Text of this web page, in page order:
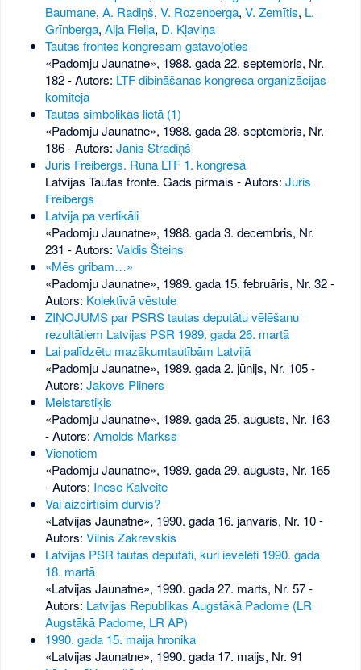
Baumane, A. Radiņš, V. Rozenberga, V. Zemītis, L.
Grīnberga, Aija Fleija, D. Kļaviņa
Tautas frontes kongresam gatavojoties
«Padomju Jaunatne», 1988. gada 22. septembris, Nr.
182- Autors: LTF dibināšanas kongresa organizācijas
komiteja
Tautas simbolikas lietā (1)
«Padomju Jaunatne», 1988. gada 28. septembris, Nr.
186- Autors: Jānis Stradiņš
Juris Freibergs. Runa LTF 1. kongresā
Latvijas Tautas fronte. Gads pirmais - Autors: Juris
Freibergs
Latvija pa vertikāli
«Padomju Jaunatne», 1988. gada 3. decembris, Nr.
231 - Autors: Valdis Šteins
«Mēs gribam…»
«Padomju Jaunatne», 1989. gada 15. februāris, Nr. 32-
Autors: Kolektīvā vēstule
ZIŅOJUMS par PSRS tautas deputātu vēlēšanu
rezultātiem Latvijas PSR 1989. gada 26. martā
Lai palīdzētu mazākumtautībām Latvijā
«Padomju Jaunatne», 1989. gada 2. jūnijs, Nr. 105-
Autors: Jakovs Pliners
Meistarstiķis
«Padomju Jaunatne», 1989. gada 25. augusts, Nr. 163
- Autors: Arnolds Markss
Vienotiem
«Padomju Jaunatne», 1989. gada 29. augusts, Nr. 165
- Autors: Inese Kalveite
Vai aizcirtīsim durvis?
«Latvijas Jaunatne», 1990. gada 16. janvāris, Nr. 10-
Autors: Vilnis Zakrevskis
Latvijas PSR tautas deputāti, kuri ievēlēti 1990. gada
18. martā
«Latvijas Jaunatne», 1990. gada 27. marts, Nr. 57-
Autors: Latvijas Republikas Augstākā Padome (LR
Augstākā Padome, LR AP)
1990. gada 15. maija hronika
«Latvijas Jaunatne», 1990. gada 17. maijs, Nr. 91